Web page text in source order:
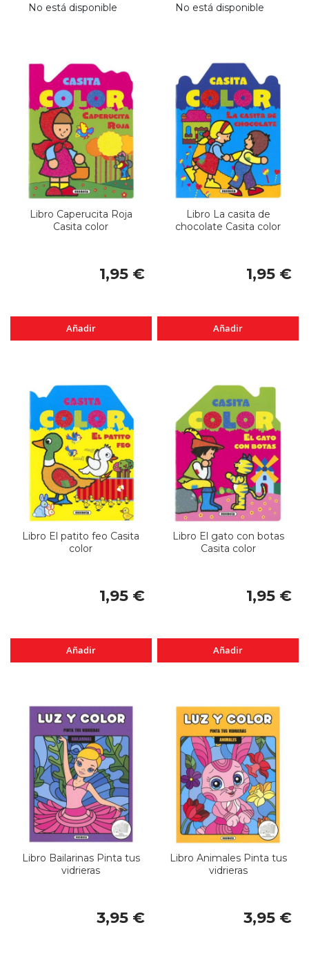
No está disponible No está disponible
Libro Caperucita Roja
Casita color
1,95 €
Añadir
Libro La casita de
chocolate Casita color
1,95 €
Añadir
Libro El patito feo Casita
color
1,95 €
Añadir
Libro El gato con botas
Casita color
1,95 €
Añadir
Libro Bailarinas Pinta tus
vidrieras
3,95 €
Libro Animales Pinta tus
vidrieras
3,95 €